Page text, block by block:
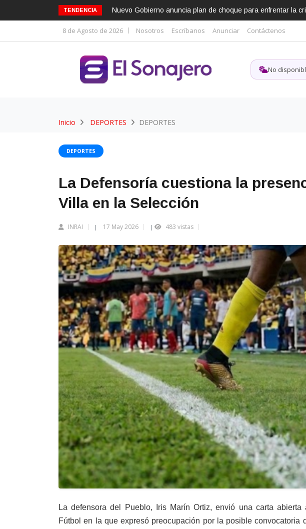
TENDENCIA Nuevo Gobierno anuncia plan de choque para enfrentar la
8 de Agosto de 2026 Nosotros Escríbanos Anunciar Contáctenos
No
Inicio DEPORTES DEPORTES
DEPORTES
La Defensoría cuestiona la
Villa en la Selección
INRAI | 17 May 2026 | 483 vistas
La defensora del Pueblo, Iris Marín Ortiz, envió una carta
Fútbol en la que expresó preocupación por la posible convocatoria